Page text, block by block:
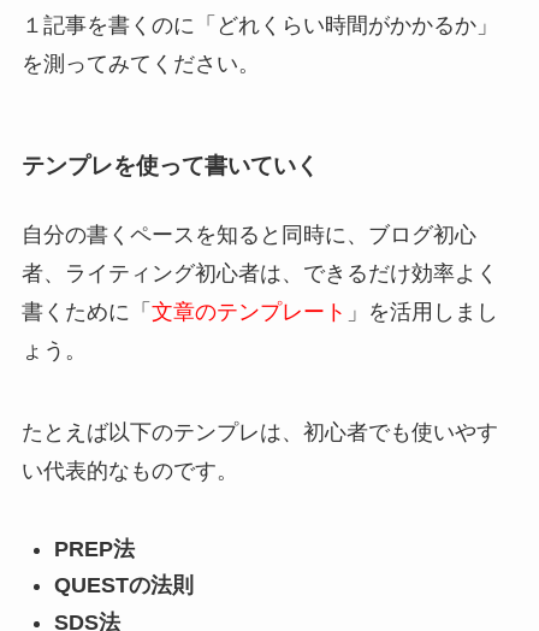
１記事を書くのに「どれくらい時間がかかるか」
を測ってみてください。
テンプレを使って書いていく
自分の書くペースを知ると同時に、ブログ初心
者、ライティング初心者は、できるだけ効率よく
書くために「 文章のテンプレート 」を活用しまし
ょう。
たとえば以下のテンプレは、初心者でも使いやす
い代表的なものです。
PREP法
QUESTの法則
SDS法